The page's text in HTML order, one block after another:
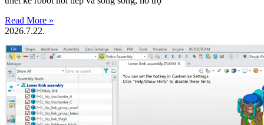
Read More »
2026.7.22.